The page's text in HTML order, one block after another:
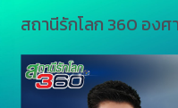
สถานีรักโลก 360 องศา